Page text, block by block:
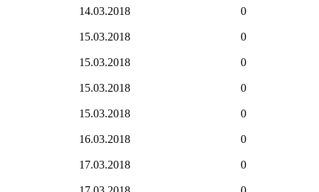
14.03.2018 0
15.03.2018 0
15.03.2018 0
15.03.2018 0
15.03.2018 0
16.03.2018 0
17.03.2018 0